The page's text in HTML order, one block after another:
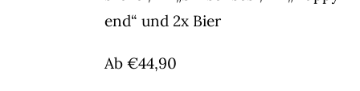
end“ und 2x Bier
Ab€44,90